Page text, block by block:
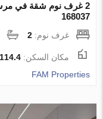
2 غرف نوم شقة في
168037
غرف نوم:2
مكان السكن:114.4 م
FAM Properties